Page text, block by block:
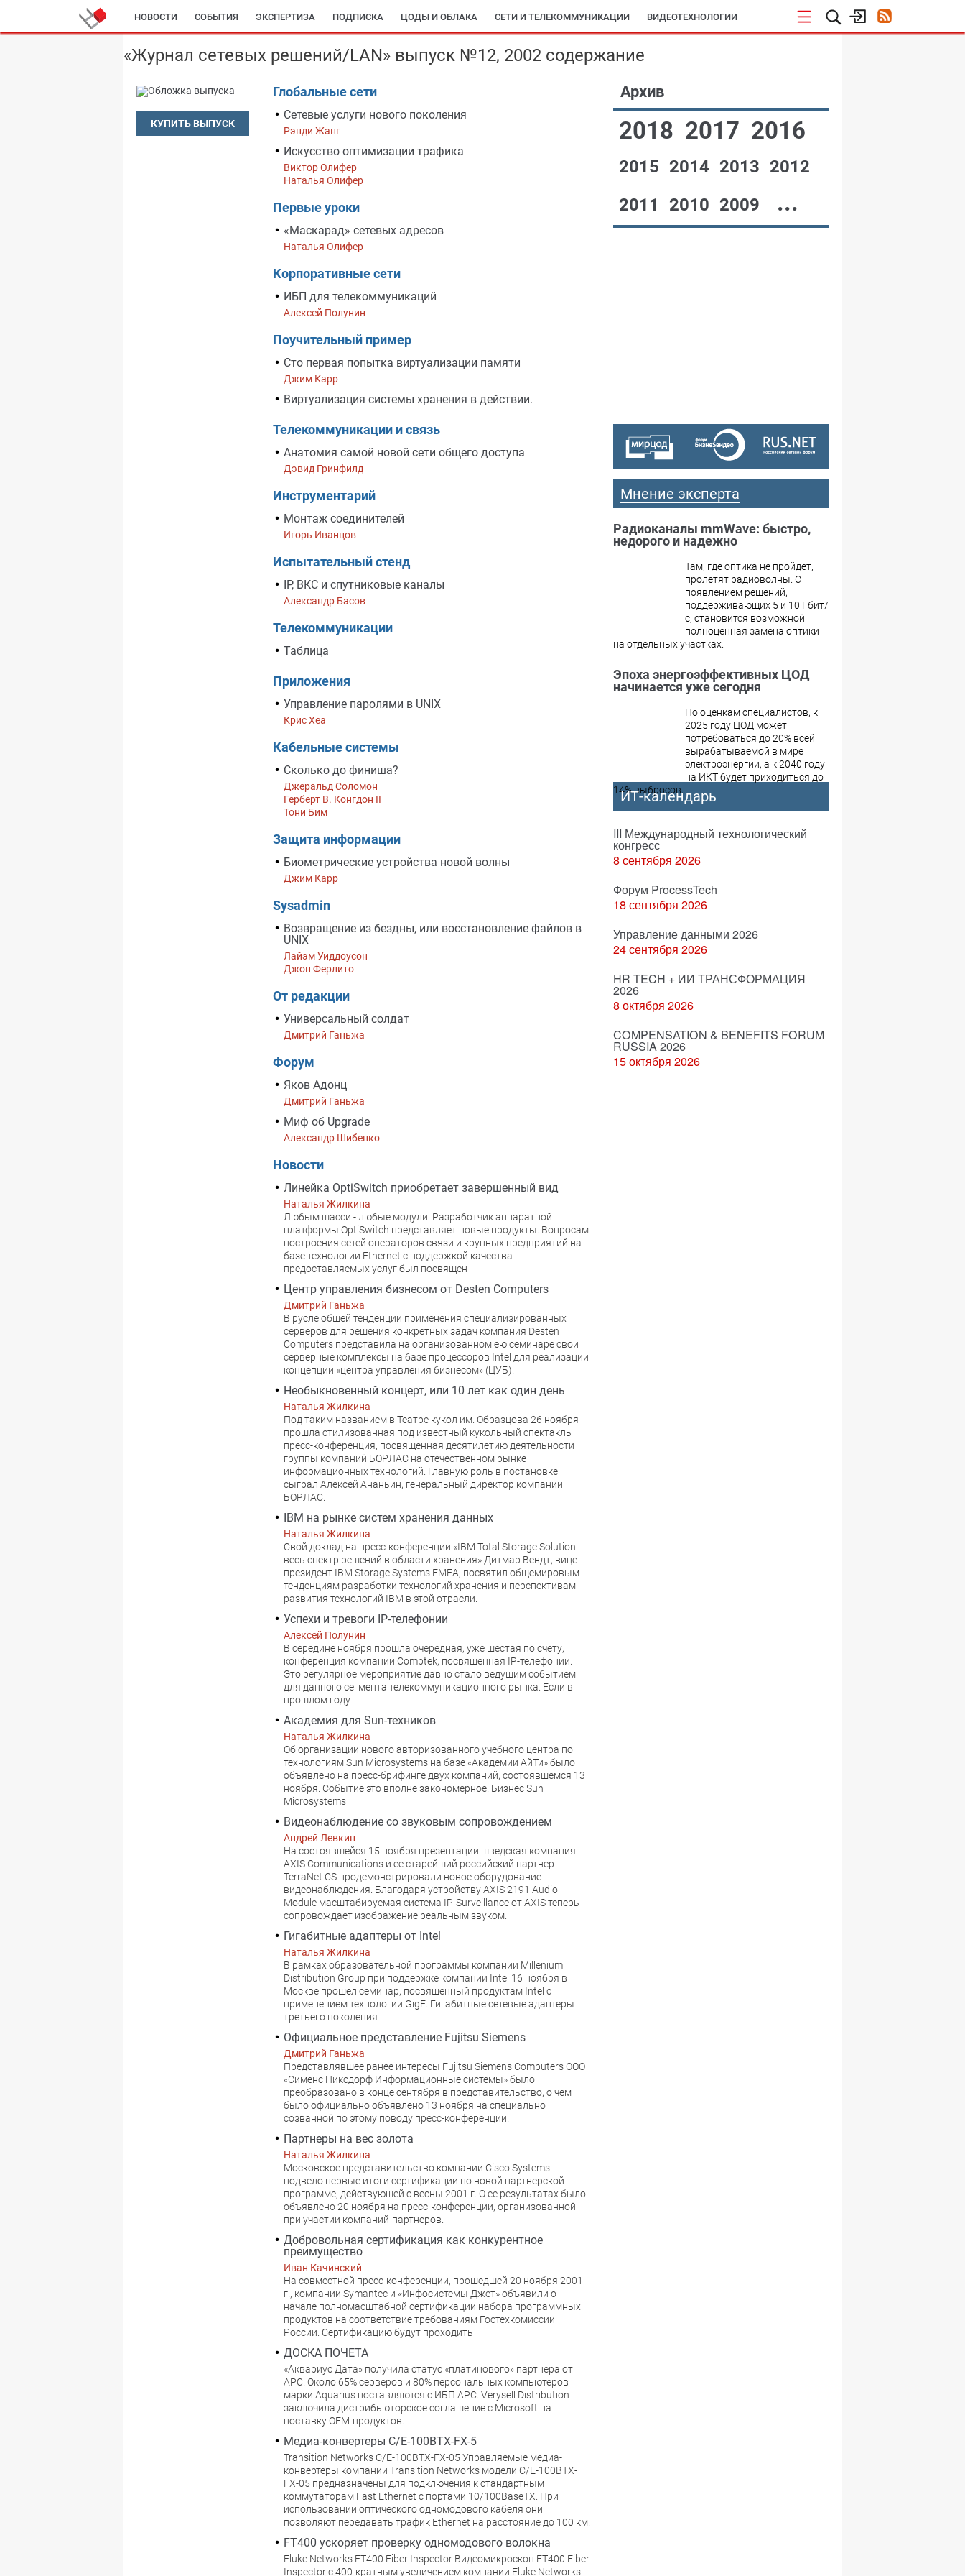
НОВОСТИ СОБЫТИЯ ЭКСПЕРТИЗА ПОДПИСКА ЦОДЫ И ОБЛАКА СЕТИ И ТЕЛЕКОММУНИКАЦИИ ВИДЕОТЕХНОЛОГИИ
«Журнал сетевых решений/LAN» выпуск №12, 2002 содержание
КУПИТЬ ВЫПУСК
Глобальные сети
Сетевые услуги нового поколения
Рэнди Жанг
Искусство оптимизации трафика
Виктор Олифер
Наталья Олифер
Первые уроки
«Маскарад» сетевых адресов
Наталья Олифер
Корпоративные сети
ИБП для телекоммуникаций
Алексей Полунин
Поучительный пример
Сто первая попытка виртуализации памяти
Джим Карр
Виртуализация системы хранения в действии.
Телекоммуникации и связь
Анатомия самой новой сети общего доступа
Дэвид Гринфилд
Инструментарий
Монтаж соединителей
Игорь Иванцов
Испытательный стенд
IP, ВКС и спутниковые каналы
Александр Басов
Телекоммуникации
Таблица
Приложения
Управление паролями в UNIX
Крис Хеа
Кабельные системы
Сколько до финиша?
Джеральд Соломон
Герберт В. Конгдон II
Тони Бим
Защита информации
Биометрические устройства новой волны
Джим Карр
Sysadmin
Возвращение из бездны, или восстановление файлов в
UNIX
Лайэм Уиддоусон
Джон Ферлито
От редакции
Универсальный солдат
Дмитрий Ганьжа
Форум
Яков Адонц
Дмитрий Ганьжа
Миф об Upgrade
Александр Шибенко
Новости
Линейка OptiSwitch приобретает завершенный вид
Наталья Жилкина
Любым шасси - любые модули. Разработчик аппaратной
платформы OptiSwitch представляет новые продукты. Bопросам
построения сетей операторов связи и крупных предприятий на
базе технологии Ethernet c поддержкой качества
предоставляемых услуг был посвящен
Центр управления бизнесом от Desten Computers
Дмитрий Ганьжа
B русле общей тенденции применения специализированных
серверов для решения конкретных задач компания Desten
Computers представила на организованном ею семинаре свои
серверные комплексы на базе процессоров Intel для реализации
концепции «центра управления бизнесом» (ЦУБ).
Необыкновенный концерт, или 10 лет как один день
Наталья Жилкина
Под таким названием в Театре кукол им. Образцова 26 ноября
прошла стилизованная под известный кукольный спектакль
пресс-конференция, посвященная десятилетию деятельности
группы компаний БОРЛАС на отечественном рынке
информационных технологий. Главную роль в постановке
сыграл Алексей Ананьин, генеральный директор компании
БОРЛАС.
IBM на рынке систем хранения данных
Наталья Жилкина
Свой доклад на пресс-конференции «IBM Total Storage Solution -
весь спектр решений в области хранения» Дитмар Вендт, вице-
президент IBM Storage Systems EMEA, посвятил общемировым
тенденциям разработки технологий хранения и перспективам
развития технологий IBM в этой отрасли.
Успехи и тревоги IP-телефонии
Алексей Полунин
B середине ноября прошла очередная, уже шестая по счету,
конференция компании Comptek, посвященная IP-телефонии.
Это регулярное мероприятие давно стало ведущим событием
для данного сегмента телекоммуникационного рынка. Если в
прошлом году
Академия для Sun-техников
Наталья Жилкина
Oб организации нового авторизованного учебного центра по
технологиям Sun Microsystems на базе «Академии АйТи» было
объявлено на пресс-брифинге двух компаний, состоявшемся 13
ноября. Событие это вполне закономерное. Бизнес Sun
Microsystems
Видеонаблюдение со звуковым сопровождением
Андрей Левкин
На состоявшейся 15 ноября презентации шведская компания
AXIS Communications и ее старейший российский партнер
TerraNet CS продемонстрировали новое оборудование
видеонаблюдения. Благодаря устройству AXIS 2191 Audio
Module масштабируемая система IP-Surveillance от AXIS теперь
сопровождает изображение реальным звуком.
Гигабитные адаптеры от Intel
Наталья Жилкина
B рамках образовательной программы компании Millenium
Distribution Group при поддержке компании Intel 16 ноября в
Москве прошел семинар, посвященный продуктам Intel с
применением технологии GigE. Гигабитные сетевые адаптеры
третьего поколения
Официальное представление Fujitsu Siemens
Дмитрий Ганьжа
Представлявшее ранее интересы Fujitsu Siemens Computers ООО
«Сименс Никсдорф Информационные системы» было
преобразовано в конце сентября в представительство, о чем
было официально объявлено 13 ноября на специально
созванной по этому поводу пресс-конференции.
Партнеры на вес золота
Наталья Жилкина
Mосковское представительство компании Cisco Systems
подвело первые итоги сертификации по новой партнерской
программе, действующей с весны 2001 г. О ее результатах было
объявлено 20 ноября на пресс-конференции, организованной
при участии компаний-партнеров.
Добровольная сертификация как конкурентное
преимущество
Иван Качинский
Hа совместной пресс-конференции, прошедшей 20 ноября 2001
г., компании Symantec и «Инфосистемы Джет» объявили о
начале полномасштабной сертификации набора программных
продуктов на соответствие требованиям Гостехкомиссии
России. Сертификацию будут проходить
ДОСКА ПОЧЕТА
«Аквариус Дата» получила статус «платинового» партнера от
APC. Около 65% серверов и 80% персональных компьютеров
марки Aquarius поставляются с ИБП APC. Verysell Distribution
заключила дистрибьюторское соглашение с Microsoft на
поставку OEM-продуктов.
Медиа-конвертеры C/E-100BTX-FX-5
Transition Networks C/E-100BTX-FX-05 Управляемые медиа-
конвертеры компании Transition Networks модели C/E-100BTX-
FX-05 предназначены для подключения к стандартным
коммутаторам Fast Ethernet с портами 10/100BaseTX. При
использовании оптического одномодового кабеля они
позволяют передавать трафик Ethernet на расстояние до 100 км.
FT400 ускоряет проверку одномодового волокна
Fluke Networks FT400 Fiber Inspector Видеомикроскоп FT400 Fiber
Inspector с 400-кратным увеличением компании Fluke Networks
Архив
2018 2017 2016
2015 2014 2013 2012
2011
2010 2009 ...
Мнение эксперта
Радиоканалы mmWave: быстро,
недорого и надежно
Там, где оптика не пройдет,
пролетят радиоволны. С
появлением решений,
поддерживающих 5 и 10 Гбит/
с, становится возможной
полноценная замена оптики
на отдельных участках.
Эпоха энергоэффективных ЦОД
начинается уже сегодня
По оценкам специалистов, к
2025 году ЦОД может
потребоваться до 20% всей
вырабатываемой в мире
электроэнергии, а к 2040 году
на ИКТ будет приходиться до
14% выбросов,...
ИТ-календарь
III Международный технологический
конгресс
8 сентября 2026
Форум ProcessTech
18 сентября 2026
Управление данными 2026
24 сентября 2026
HR TECH + ИИ ТРАНСФОРМАЦИЯ
2026
8 октября 2026
COMPENSATION & BENEFITS FORUM
RUSSIA 2026
15 октября 2026